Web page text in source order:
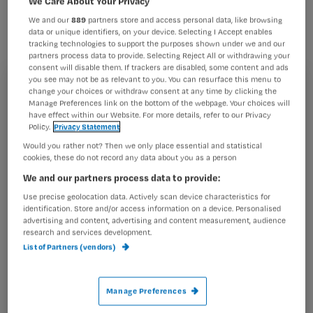
Registreren
Wil je dit artikel lezen?
Maak gratis een account aan en lees 2
artikelen gratis per maand
Al een account of abonnement?Log dan in
Wat
bijsluiter van een medicijn niet
kunnen lezen, kunnen vanaf volgende
maand terecht bij de Nationale
Bijsluiter Telefoon. Via dit 0900-
nummer is het mogelijk de
bijsluitertekst voorgelezen te krijgen
door
We and our889 partners store and access personal data, like browsing
data or unique identifiers, on your device. Selecting I Accept enables
tracking technologies to support the purposes shown under we and our
partners process data to provide. Selecting Reject All or withdrawing your
consent will disable them. If trackers are disabled, some content and ads
you see may not be as relevant to you. You can resurface this menu to
change your choices or withdraw consent at any time by clicking the
Manage Preferences link on the bottom of the webpage. Your choices will
have effect within our Website. For more details, refer to our Privacy
Policy. Privacy Statement
Would you rather not? Then we only place essential and statistical
cookies, these do not record any data about you as a person
We and our partners process data to provide:
Use precise geolocation data. Actively scan device characteristics for
identification. Store and/or access information on a device. Personalised
advertising and content, advertising and content measurement, audience
research and services development.
List of Partners (vendors)
Manage Preferences